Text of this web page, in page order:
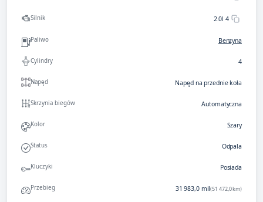
Silnik 2.0l 4
Paliwo Benzyna
Cylindry 4
Napęd Napęd na przednie koła
Skrzynia biegów Automatyczna
Kolor Szary
Status Odpala
Kluczyki Posiada
Przebieg 31 983,0 mil(51 472,0 km)